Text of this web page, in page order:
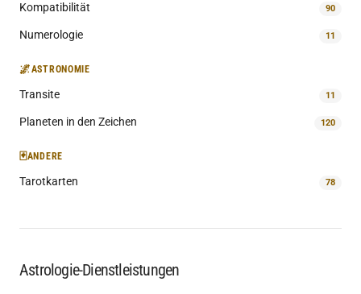
Kompatibilität 90
Numerologie 11
🌌ASTRONOMIE
Transite 11
Planeten in den Zeichen 120
🃏ANDERE
Tarotkarten 78
Astrologie-Dienstleistungen